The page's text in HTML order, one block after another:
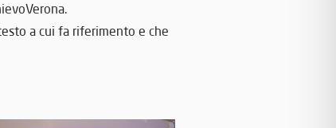
a cui fa riferimento e che